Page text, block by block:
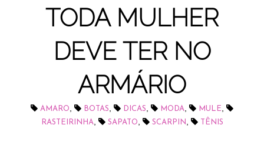
TODA MULHER
DEVE TER NO
ARMÁRIO
AMARO BOTAS DICAS MODA MULE
RASTEIRINHA SAPATO SCARPIN TÊNIS